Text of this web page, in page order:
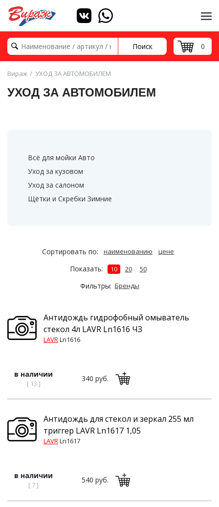
Поиск 0
Вираж УХОД ЗА АВТОМОБИЛЕМ
УХОД ЗА АВТОМОБИЛЕМ
Всё для мойки Авто
Уход за кузовом
Уход за салоном
Щётки и Скребки Зимние
Сортировать по: наименованию цене
Показать: 10 20 50
Фильтры: Бренды
Антидождь гидрофобный омыватель
стекол 4л LAVR Ln1616 ЧЗ
LAVRLn1616
в наличии
[ 13 ]
340 руб.
Антидождь для стекол и зеркал 255 мл
триггер LAVR Ln1617 1,05
LAVRLn1617
в наличии
[ 7 ]
540 руб.